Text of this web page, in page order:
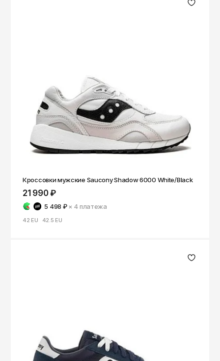
Кроссовки мужские Saucony Shadow 6000 White/Black
21 990 ₽
5 498 ₽ × 4платежа
42 EU 42.5 EU